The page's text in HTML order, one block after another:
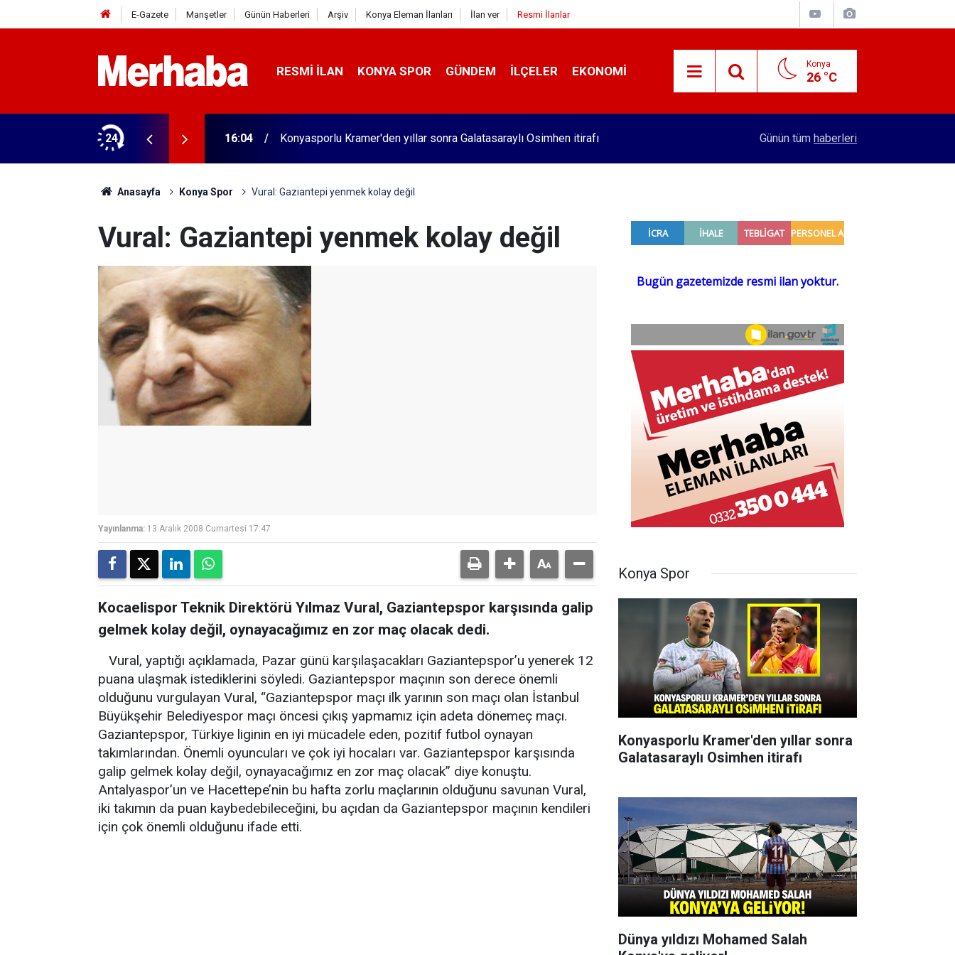
E-Gazete Manşetler Günün Haberleri Arşiv Konya Eleman İlanları İlan ver Resmi İlanlar
RESMI İLAN KONYA SPOR GÜNDEM İLÇELER EKONOMI Konya
26 °C
24
313 beygir motoru var 16:04 Konyasporlu Kramer'den yıllar sonra Galatasaraylı Osimhen itirafı Merkez Bankası rezervleri açıklandı
Günün tüm haberleri
Anasayfa Konya Spor Vural: Gaziantepi yenmek kolay değil
Vural: Gaziantepi yenmek kolay değil
Yayınlanma: 13 Aralık 2008 Cumartesi 17:47
Kocaelispor Teknik Direktörü Yılmaz Vural, Gaziantepspor karşısında galip
gelmek kolay değil, oynayacağımız en zor maç olacak dedi.
Vural, yaptığı açıklamada, Pazar günü karşılaşacakları Gaziantepspor’u yenerek 12
puana ulaşmak istediklerini söyledi. Gaziantepspor maçının son derece önemli
olduğunu vurgulayan Vural, “Gaziantepspor maçı ilk yarının son maçı olan İstanbul
Büyükşehir Belediyespor maçı öncesi çıkış yapmamız için adeta dönemeç maçı.
Gaziantepspor, Türkiye liginin en iyi mücadele eden, pozitif futbol oynayan
takımlarından. Önemli oyuncuları ve çok iyi hocaları var. Gaziantepspor karşısında
galip gelmek kolay değil, oynayacağımız en zor maç olacak” diye konuştu.
Antalyaspor’un ve Hacettepe’nin bu hafta zorlu maçlarının olduğunu savunan Vural,
iki takımın da puan kaybedebileceğini, bu açıdan da Gaziantepspor maçının kendileri
için çok önemli olduğunu ifade etti.
Konya Spor
Konyasporlu Kramer'den yıllar sonra
Galatasaraylı Osimhen itirafı
Dünya yıldızı Mohamed Salah